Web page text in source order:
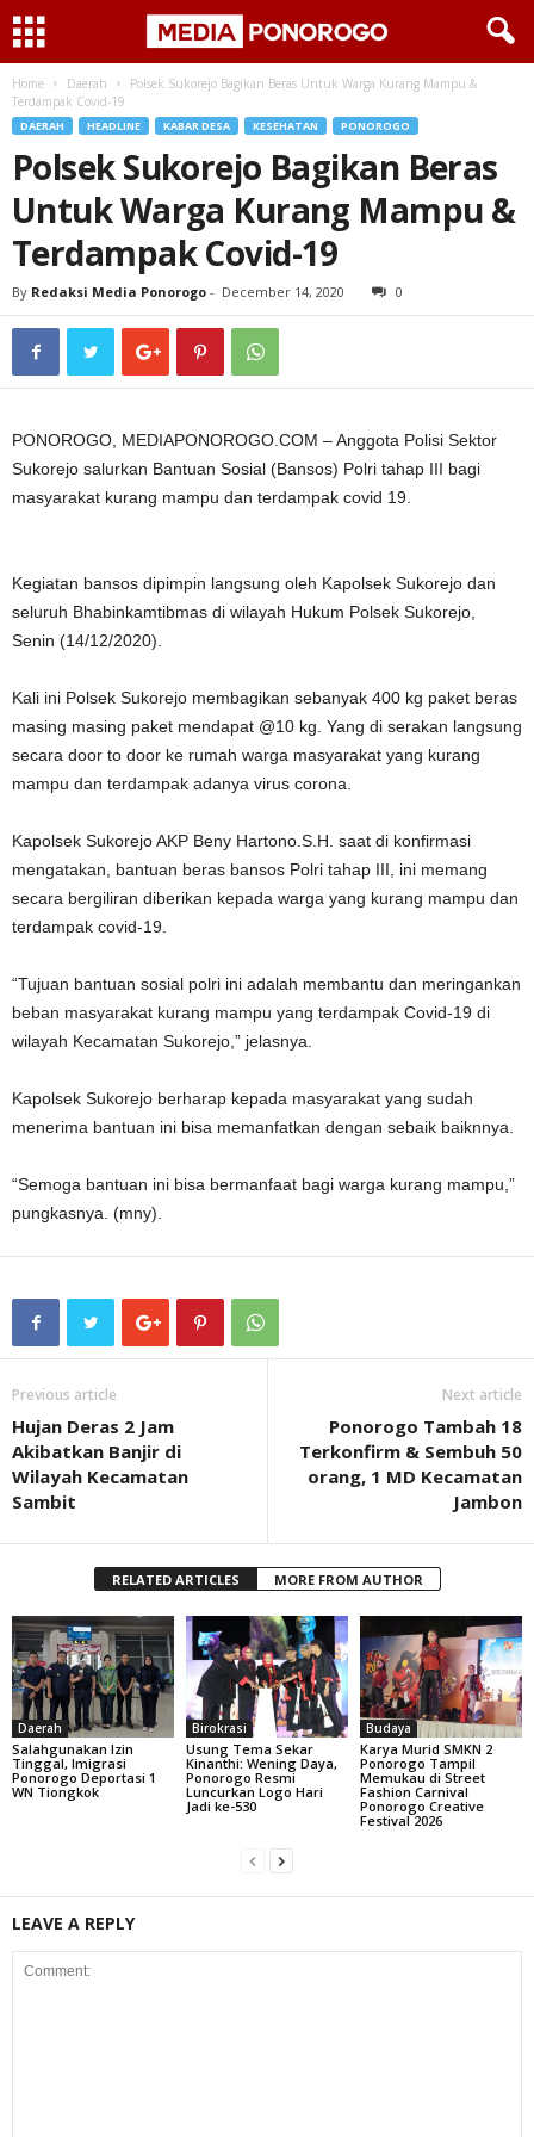
Home Daerah
Polsek Sukorejo Bagikan Beras Untuk Warga Kurang Mampu &
Terdampak Covid-19
DAERAH HEADLINE KABAR DESA KESEHATAN PONOROGO
Polsek Sukorejo Bagikan Beras
Untuk Warga Kurang Mampu &
Terdampak Covid-19
By Redaksi Media Ponorogo - December 14, 2020 0
PONOROGO, MEDIAPONOROGO.COM – Anggota Polisi Sektor
Sukorejo salurkan Bantuan Sosial (Bansos) Polri tahap III bagi
masyarakat kurang mampu dan terdampak covid 19.
Kegiatan bansos dipimpin langsung oleh Kapolsek Sukorejo dan
seluruh Bhabinkamtibmas di wilayah Hukum Polsek Sukorejo,
Senin (14/12/2020).
Kali ini Polsek Sukorejo membagikan sebanyak 400 kg paket beras
masing masing paket mendapat @10 kg. Yang di serakan langsung
secara door to door ke rumah warga masyarakat yang kurang
mampu dan terdampak adanya virus corona.
Kapolsek Sukorejo AKP Beny Hartono.S.H. saat di konfirmasi
mengatakan, bantuan beras bansos Polri tahap III, ini memang
secara bergiliran diberikan kepada warga yang kurang mampu dan
terdampak covid-19.
“Tujuan bantuan sosial polri ini adalah membantu dan meringankan
beban masyarakat kurang mampu yang terdampak Covid-19 di
wilayah Kecamatan Sukorejo,” jelasnya.
Kapolsek Sukorejo berharap kepada masyarakat yang sudah
menerima bantuan ini bisa memanfatkan dengan sebaik baiknnya.
“Semoga bantuan ini bisa bermanfaat bagi warga kurang mampu,”
pungkasnya. (mny).
Previous article
Hujan Deras 2 Jam
Akibatkan Banjir di
Wilayah Kecamatan
Sambit
Next article
Ponorogo Tambah 18
Terkonfirm & Sembuh 50
orang, 1 MD Kecamatan
Jambon
RELATED ARTICLES MORE FROM AUTHOR
Daerah
Salahgunakan Izin
Tinggal, Imigrasi
Ponorogo Deportasi 1
WN Tiongkok
Birokrasi
Usung Tema Sekar
Kinanthi: Wening Daya,
Ponorogo Resmi
Luncurkan Logo Hari
Jadi ke-530
Budaya
Karya Murid SMKN 2
Ponorogo Tampil
Memukau di Street
Fashion Carnival
Ponorogo Creative
Festival 2026
LEAVE A REPLY